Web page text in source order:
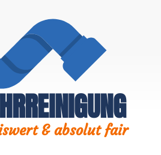
& absolut fair